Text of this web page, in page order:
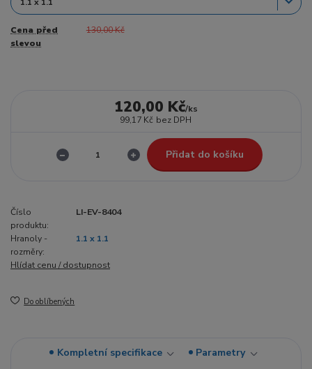
Cena před
slevou
130,00 Kč
120,00 Kč/ks
99,17 Kč bez DPH
Přidat do košíku
Číslo
produktu:
LI-EV-8404
Hranoly -
rozměry:
1.1 x 1.1
Hlídat cenu / dostupnost
Do oblíbených
Kompletní specifikace
Parametry